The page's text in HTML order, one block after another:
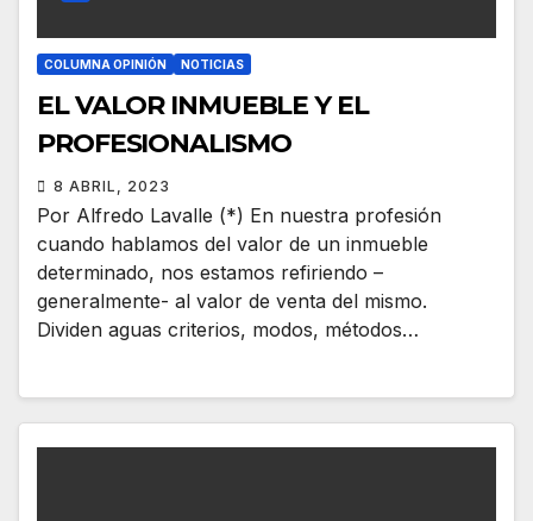
COLUMNA OPINIÓN NOTICIAS
EL VALOR INMUEBLE Y EL
PROFESIONALISMO
8 ABRIL, 2023
Por Alfredo Lavalle (*) En nuestra profesión
cuando hablamos del valor de un inmueble
determinado, nos estamos refiriendo –
generalmente- al valor de venta del mismo.
Dividen aguas criterios, modos, métodos…